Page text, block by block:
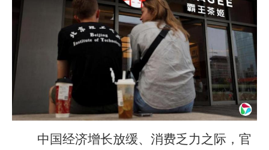
中国经济增长放缓、消费乏力之际，官